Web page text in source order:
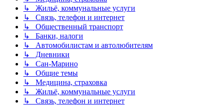
↳ Жильё, коммунальные услуги
↳ Связь, телефон и интернет
↳ Общественный транспорт
↳ Банки, налоги
↳ Автомобилистам и автолюбителям
↳ Дневники
↳ Сан-Марино
↳ Общие темы
↳ Медицина, страховка
↳ Жильё, коммунальные услуги
↳ Связь, телефон и интернет